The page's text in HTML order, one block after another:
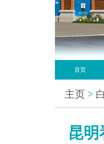
首页
主页 >
昆